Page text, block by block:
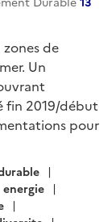
Durable